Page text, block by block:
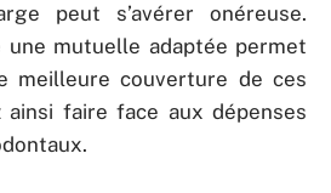
peut s’avérer onéreuse.
une mutuelle adaptée permet
meilleure couverture de ces
ainsi faire face aux dépenses